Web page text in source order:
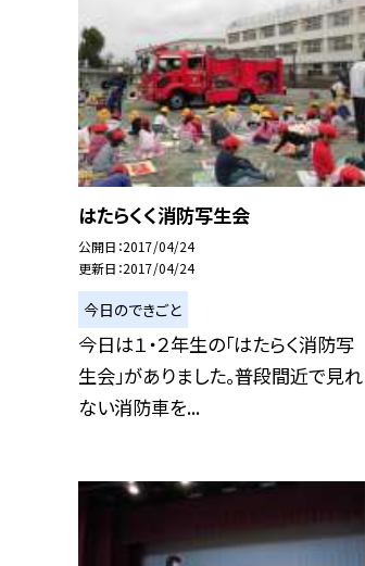
はたらくく消防写生会
公開日 2017/04/24
更新日 2017/04/24
今日のできごと
今日は１・２年生の「はたらく消防写
生会」がありました。普段間近で見れ
ない消防車を...